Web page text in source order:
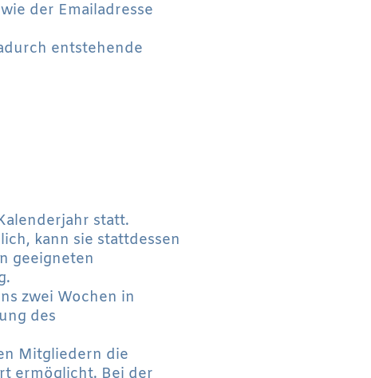
der Emailadresse
entstehende
statt.
kann sie stattdessen
geeigneten
zwei Wochen in
des
Mitgliedern die
ermöglicht. Bei der